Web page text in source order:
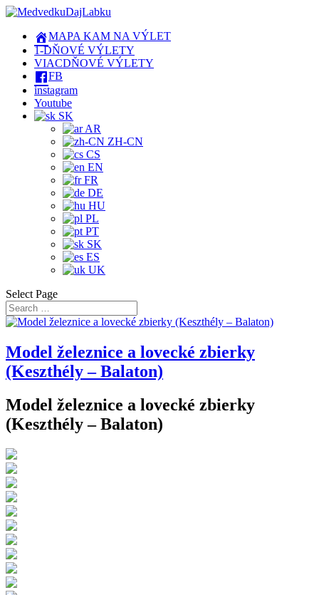
MAPA KAM NA VÝLET
1-DŇOVÉ VÝLETY
VIACDŇOVÉ VÝLETY
FB
instagram
Youtube
SK
AR
ZH-CN
CS
EN
FR
DE
HU
PL
PT
SK
ES
UK
Select Page
Model železnice a lovecké zbierky
(Keszthély – Balaton)
Model železnice a lovecké zbierky
(Keszthély – Balaton)